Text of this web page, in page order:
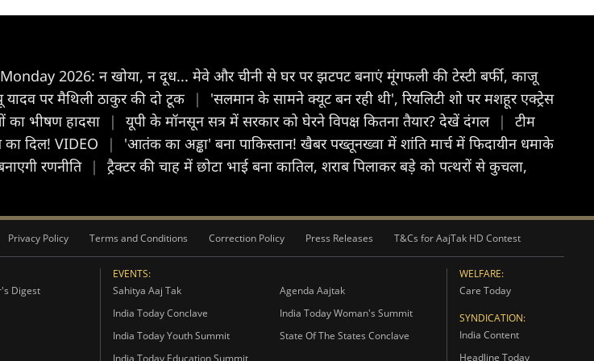
2026: न खोया, न दूध... मेवे और चीनी से घर पर झटपट बनाएं मूंगफली की टेस्टी बर्फी, काजू
यादव पर मैथिली ठाकुर की दो टूक |
'सलमान के सामने क्यूट बन रही थी', रियलिटी शो पर मशहूर एक्ट्रेस
का भीषण हादसा | यूपी के मॉनसून सत्र में सरकार को घेरने विपक्ष कितना तैयार? देखें दंगल |
टीम
का दिल! VIDEO
|
'आतंक का अड्ढा' बना पाकिस्तान! खैबर पख्तूनख्वा में शांति मार्च में फिदायीन धमाके
रणनीति |
ट्रैक्टर की चाह में छोटा भाई बना कातिल, शराब पिलाकर बड़े को पत्थरों से कुचला,
Privacy Policy Terms and Conditions Correction Policy Press Releases T&Cs for AajTak HD Contest
Digest
EVENTS:
Sahitya Aaj Tak
Agenda Aajtak
India Today Conclave
India Today Woman's Summit
India Today Youth Summit
State Of The States Conclave
India Today Education Summit
WELFARE:
Care Today
SYNDICATION:
India Content
Headline Today